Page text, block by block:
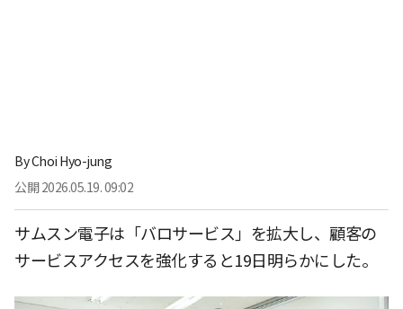
ByChoi Hyo-jung
公開 2026.05.19. 09:02
サムスン電子は「バロサービス」を拡大し、顧客の
サービスアクセスを強化すると19日明らかにした。